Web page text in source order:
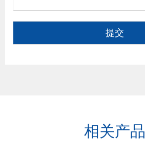
提交
相关产品